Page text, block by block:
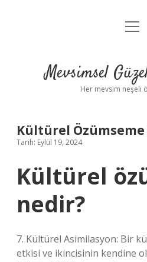
Anasayfa
Yasal
Mevsimsel
Her mevsim neşeli
Kültürel Özümseme
Tarih: Eylül 19, 2024
Kültürel
nedir?
7. Kültürel Asimilasyon: Bir
etkisi ve ikincisinin kendine